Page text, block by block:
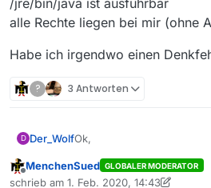
alle Rechte liegen bei mir (ohne
Habe ich irgendwo einen
? 3 Antworten
D Der_WolfOk,
[wolfgang@wrk
/home/wolfgang/My/Apps
Offline
MenchenSued GLOBALER MODERATOR
schrieb am 1. Feb. 2020, 14:43